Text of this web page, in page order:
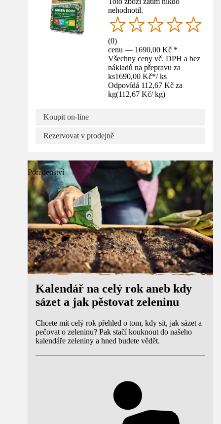
nehodnotil.
(0)
cenu — 1690,00 Kč *
Všechny ceny vč. DPH a bez
nákladů na přepravu za
ks1690,00 Kč*/ ks
Odpovídá 112,67 Kč za
kg(112,67 Kč/ kg)
Koupit on-line
Rezervovat v prodejně
Poradenství
Kalendář na celý rok aneb kdy
sázet a jak pěstovat zeleninu
Chcete mít celý rok přehled o tom, kdy sít, jak sázet a
pečovat o zeleninu? Pak stačí kouknout do našeho
kalendáře zeleniny a hned budete vědět.